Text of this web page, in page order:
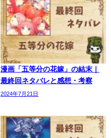
漫画「五等分の花嫁」の結末｜
最終回ネタバレと感想・考察
2024年7月21日